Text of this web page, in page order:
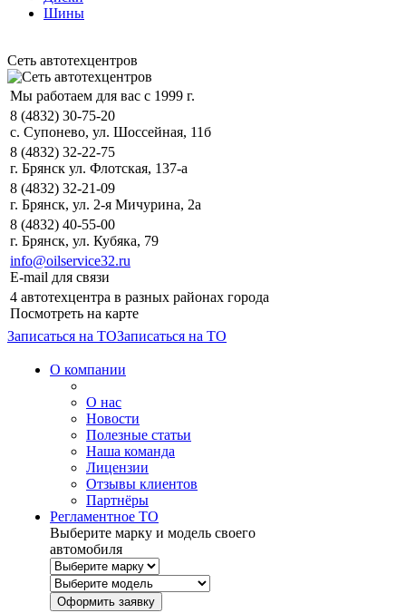
Шины
Сеть автотехцентров
Мы работаем для вас с 1999 г.
8 (4832) 30-75-20
с. Супонево, ул. Шоссейная, 11б
8 (4832) 32-22-75
г. Брянск ул. Флотская, 137-а
8 (4832) 32-21-09
г. Брянск, ул. 2-я Мичурина, 2а
8 (4832) 40-55-00
г. Брянск, ул. Кубяка, 79
info@oilservice32.ru
E-mail для связи
4 автотехцентра в разных районах города
Посмотреть на карте
Записаться на ТОЗаписаться на ТО
О компании
О нас
Новости
Полезные статьи
Наша команда
Лицензии
Отзывы клиентов
Партнёры
Регламентное ТО
Выберите марку и модель своего
автомобиля